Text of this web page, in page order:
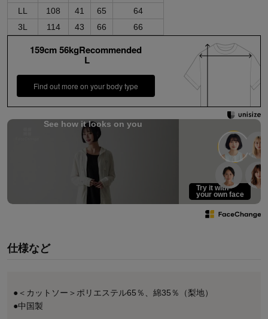
LL
108 41 65
64
3L
114 43 66 66
159cm 56kgRecommended
L
Find out more on your body type
See how it looks on you
Try it with
your own face
仕様など
●＜カットソー＞ポリエステル65％、綿35％（梨地）
●中国製